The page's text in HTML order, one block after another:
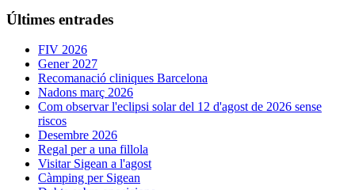
Últimes entrades
FIV 2026
Gener 2027
Recomanació cliniques Barcelona
Nadons març 2026
Com observar l'eclipsi solar del 12 d'agost de 2026 sense
riscos
Desembre 2026
Regal per a una fillola
Visitar Sigean a l'agost
Càmping per Sigean